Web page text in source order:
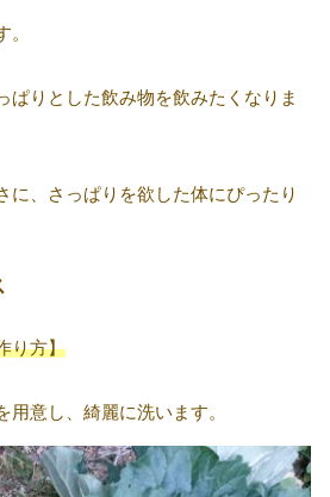
ぱりとした飲み物を飲みたくなりま
に、さっぱりを欲した体にぴったり
り方】
意し、綺麗に洗います。